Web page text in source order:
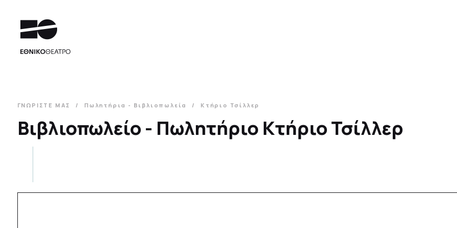
ΓΝΩΡΙΣΤΕ ΜΑΣ Πωλητήρια - Βιβλιοπωλεία Κτήριο Τσίλλερ
Βιβλιοπωλείο - Πωλητήριο Κτήριο Τσίλλερ